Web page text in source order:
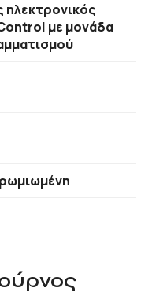
με μονάδα